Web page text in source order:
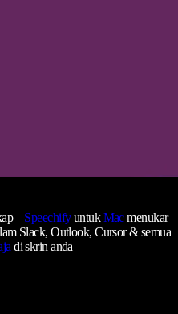
–SpeechifyuntukMacmenukar
Slack, Outlook, Cursor & semua
di skrin anda